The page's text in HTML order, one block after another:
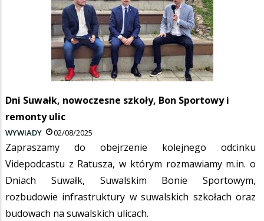
Dni Suwałk, nowoczesne szkoły, Bon Sportowy i
remonty ulic
WYWIADY 02/08/2025
Zapraszamy do obejrzenie kolejnego odcinku
Videpodcastu z Ratusza, w którym rozmawiamy m.in. o
Dniach Suwałk, Suwalskim Bonie Sportowym,
rozbudowie infrastruktury w suwalskich szkołach oraz
budowach na suwalskich ulicach.